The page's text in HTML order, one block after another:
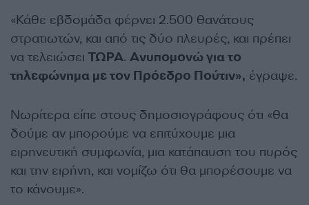
«Κάθε εβδομάδα φέρνει 2.500 θανάτους
στρατιωτών, και από τις δύο πλευρές, και πρέπει
να τελειώσει ΤΩΡΑ. Ανυπομονώ για το
τηλεφώνημα με τον Πρόεδρο Πούτιν», έγραψε.
Νωρίτερα είπε στους δημοσιογράφους ότι «θα
δούμε αν μπορούμε να επιτύχουμε μια
ειρηνευτική συμφωνία, μια κατάπαυση του πυρός
και την ειρήνη, και νομίζω ότι θα μπορέσουμε να
το κάνουμε».